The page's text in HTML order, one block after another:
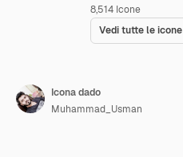
8,514 Icone
Vedi tutte le icone
Icona dado
Muhammad_Usman